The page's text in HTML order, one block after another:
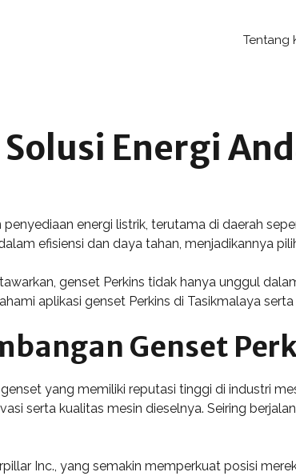
Tentang
Energi
energi listrik, terutama di daerah
efisiensi dan daya tahan, menjadikannya
genset Perkins tidak hanya unggul
aplikasi genset Perkins di Tasikmalaya
Genset
yang memiliki reputasi tinggi di industri
serta kualitas mesin dieselnya. Seiring
Inc., yang semakin memperkuat posisi